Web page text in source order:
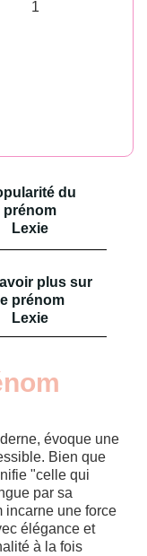
1
du
prénom
Lexie
plus sur
le prénom
Lexie
évoque une
Bien que
"celle qui
par sa
incarne une force
élégance et
à la fois